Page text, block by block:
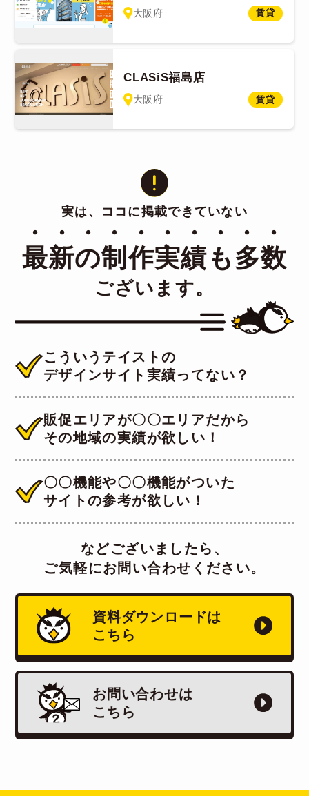
大阪府 賃貸
CLASiS福島店
大阪府 賃貸
実は、ココに掲載できていない
最新の制作実績も多数
・・・・・・・・・・
ございます。
こういうテイストの
デザインサイト実績ってない？
販促エリアが〇〇エリアだから
その地域の実績が欲しい！
〇〇機能や〇〇機能がついた
サイトの参考が欲しい！
などございましたら、
ご気軽にお問い合わせください。
資料ダウンロードは
こちら
お問い合わせは
こちら